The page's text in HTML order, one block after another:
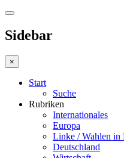
Sidebar
×
Start
Suche
Rubriken
Internationales
Europa
Linke / Wahlen in
Deutschland